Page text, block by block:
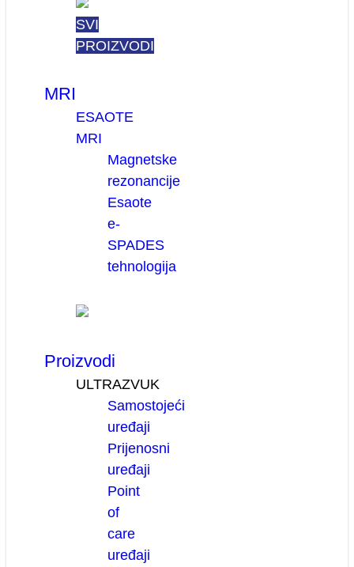
SVI
PROIZVODI
MRI
ESAOTE
MRI
Magnetske
rezonancije
Esaote
e-
SPADES
tehnologija
Proizvodi
ULTRAZVUK
Samostojeći
uređaji
Prijenosni
uređaji
Point
of
care
uređaji